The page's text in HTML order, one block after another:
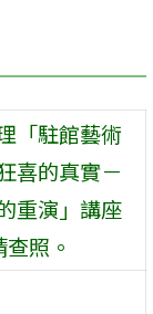
「駐館藝術
喜的真實－
重演」講座
照。